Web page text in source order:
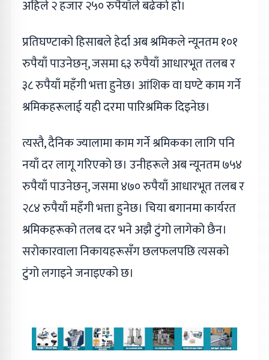
अहिले २ हजार २५० रुपैयाँले बढेको हो।
प्रतिघण्टाको हिसाबले हेर्दा अब श्रमिकले न्यूनतम १०१
रुपैयाँ पाउनेछन्, जसमा ६३ रुपैयाँ आधारभूत तलब र
३८ रुपैयाँ महँगी भत्ता हुनेछ। आंशिक वा घण्टे काम गर्ने
श्रमिकहरूलाई यही दरमा पारिश्रमिक दिइनेछ।
त्यस्तै, दैनिक ज्यालामा काम गर्ने श्रमिकका लागि पनि
नयाँ दर लागू गरिएको छ। उनीहरूले अब न्यूनतम ७५४
रुपैयाँ पाउनेछन्, जसमा ४७० रुपैयाँ आधारभूत तलब र
२८४ रुपैयाँ महँगी भत्ता हुनेछ। चिया बगानमा कार्यरत
श्रमिकहरूको तलब दर भने अझै टुंगो लागेको छैन।
सरोकारवाला निकायहरूसँग छलफलपछि त्यसको
टुंगो लगाइने जनाइएको छ।